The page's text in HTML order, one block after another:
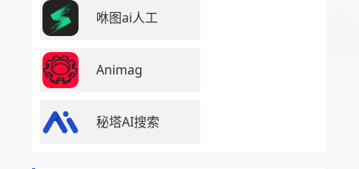
咻图ai人工
Animag
秘塔AI搜索